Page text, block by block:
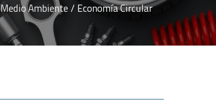
Ambiente Economía Circular